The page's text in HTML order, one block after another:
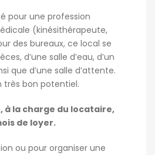
pour une profession
(kinésithérapeute,
des bureaux, ce local se
d’une salle d’eau, d’un
que d’une salle d’attente.
très bon potentiel.
à la charge du locataire,
de loyer.
ou pour organiser une